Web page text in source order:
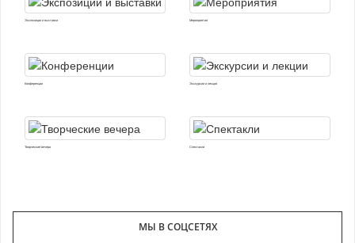
Экспозиции и выставки Мероприятия
Конференции Экскурсии и лекции
Творческие вечера Спектакли
МЫ В СОЦСЕТЯХ